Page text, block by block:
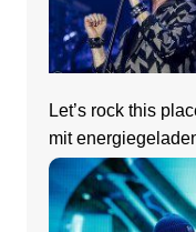
Let’s rock this
mit
Rhein-Neckar